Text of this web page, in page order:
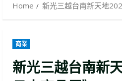
Home 新光三越台南新天地
商業
新光三越台南新